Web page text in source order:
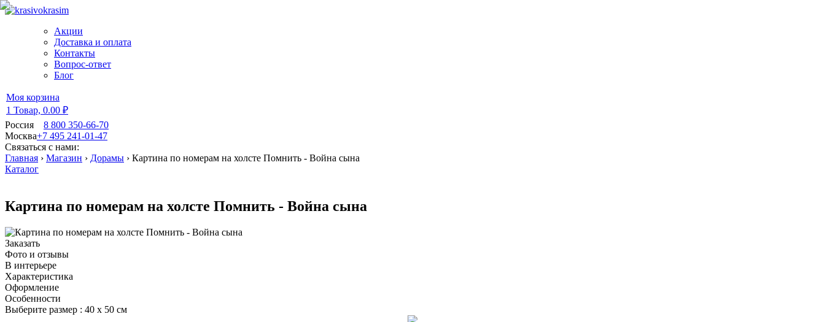
Акции
Доставка и оплата
Контакты
Вопрос-ответ
Блог
Моя корзина
1 Товар, 0.00 ₽
Россия
8 800 350-66-70
Москва+7 495 241-01-47
Связаться с нами:
Главная › Магазин › Дорамы › Картина по номерам на холсте Помнить - Война сына
Каталог
Картина по номерам на холсте Помнить - Война сына
Заказать
Фото и отзывы
В интерьере
Характеристика
Оформление
Особенности
Выберите размер : 40 х 50 см